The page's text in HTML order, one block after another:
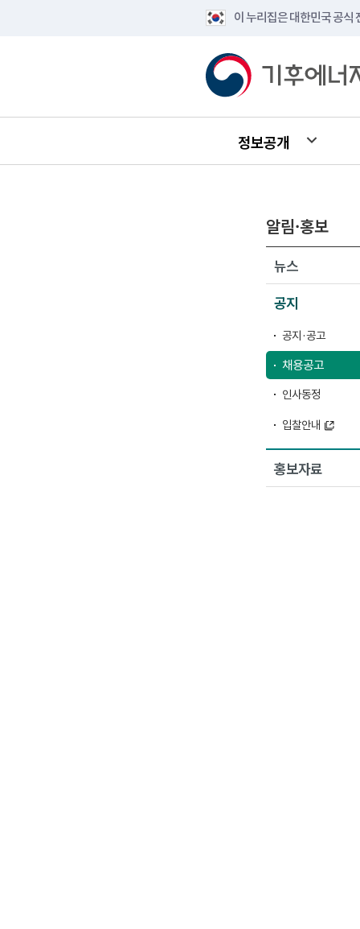
이 누리집은 대한민국 공식
정보공개
알림·홍보
뉴스
공지
공지·공고
채용공고
인사동정
입찰안내
홍보자료